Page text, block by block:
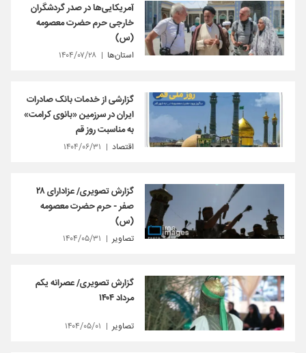
آمریکایی‌ها در صدر گردشگران
خارجی حرم حضرت معصومه
(س)
استان‌ها ۱۴۰۴/۰۷/۲۸
گزارشی از خدمات بانک صادرات
ایران در سرزمین «بانوی کرامت»
به مناسبت روز قم
اقتصاد ۱۴۰۴/۰۶/۳۱
گزارش تصویری/ عزادارای ۲۸
صفر - حرم حضرت معصومه
(س)
تصاویر ۱۴۰۴/۰۵/۳۱
گزارش تصویری/ عصرانه یکم
مرداد ۱۴۰۴
تصاویر ۱۴۰۴/۰۵/۰۱